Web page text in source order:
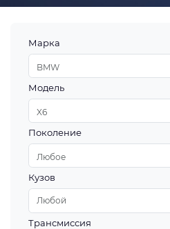
Марка
BMW
Модель
X6
Поколение
Любое
Кузов
Трансмиссия